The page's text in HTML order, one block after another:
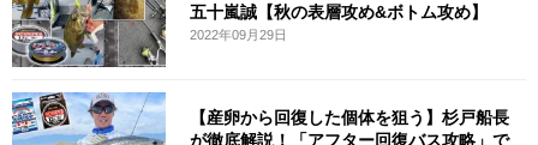
五十嵐誠【秋の表層攻め&ボトム攻め】
2022年09月29日
【産卵から回復した個体を狙う】杉戸船長
が徹底解説！「アフター回復バス攻略」で